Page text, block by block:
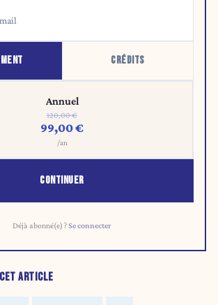
CRÉDITS
Annuel
120,00 €
99,00 €
/an
CONTINUER
Déjà abonné(e) ?Se connecter
ARTICLE